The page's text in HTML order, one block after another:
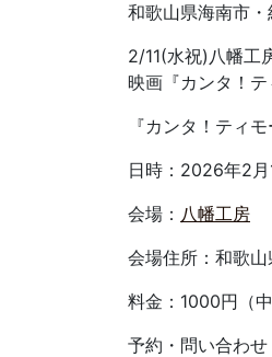
和歌山県海南市
2/11(水祝)八幡工
映画『カンタ！テ
『カンタ！ティモ
日時：2026年2
会場： 八幡工房
会場住所：和歌山
料金：1000円（
予約・問い合わせ